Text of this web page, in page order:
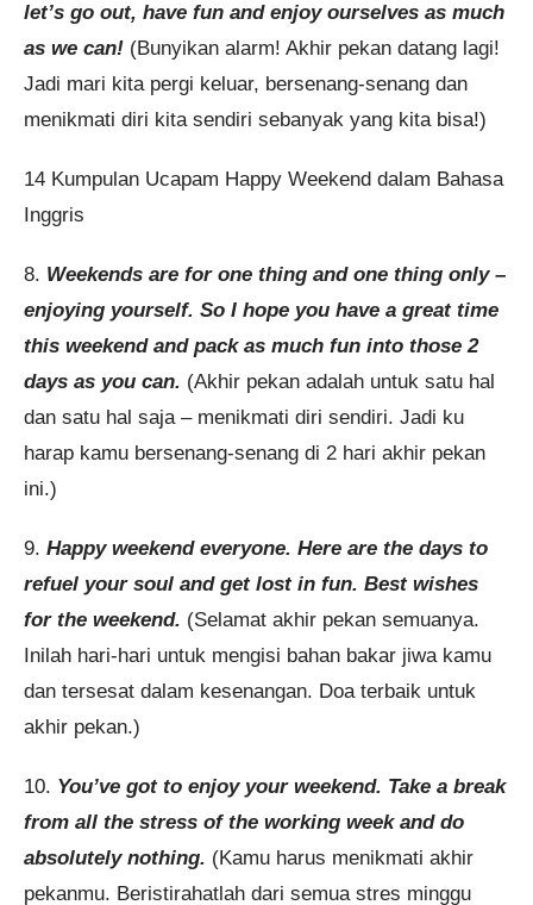
let’s go out, have fun and enjoy ourselves as much
as we can! (Bunyikan alarm! Akhir pekan datang lagi!
Jadi mari kita pergi keluar, bersenang-senang dan
menikmati diri kita sendiri sebanyak yang kita bisa!)
14 Kumpulan Ucapam Happy Weekend dalam Bahasa
Inggris
8. Weekends are for one thing and one thing only –
enjoying yourself. So I hope you have a great time
this weekend and pack as much fun into those 2
days as you can. (Akhir pekan adalah untuk satu hal
dan satu hal saja – menikmati diri sendiri. Jadi ku
harap kamu bersenang-senang di 2 hari akhir pekan
ini.)
9. Happy weekend everyone. Here are the days to
refuel your soul and get lost in fun. Best wishes
for the weekend. (Selamat akhir pekan semuanya.
Inilah hari-hari untuk mengisi bahan bakar jiwa kamu
dan tersesat dalam kesenangan. Doa terbaik untuk
akhir pekan.)
10. You’ve got to enjoy your weekend. Take a break
from all the stress of the working week and do
absolutely nothing. (Kamu harus menikmati akhir
pekanmu. Beristirahatlah dari semua stres minggu